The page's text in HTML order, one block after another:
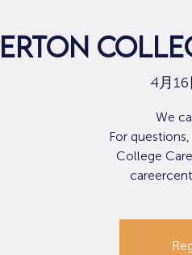
4月
We
For
College